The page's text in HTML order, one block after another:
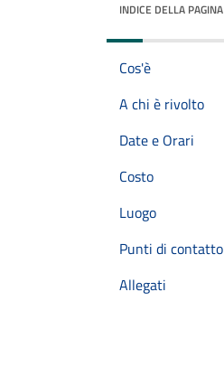
INDICE DELLA PAGINA
Cos'è
A chi è rivolto
Date e Orari
Costo
Luogo
Punti di contatto
Allegati